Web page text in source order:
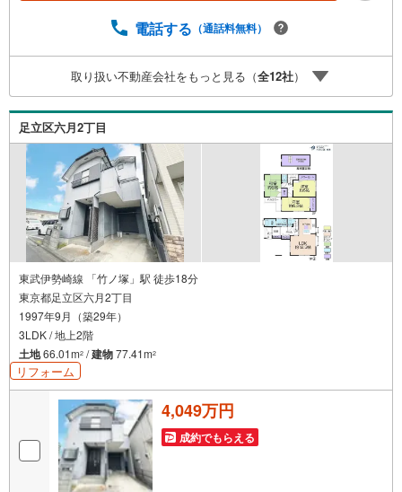
スライトは出金と譲渡はできません。ご案内・詳細な資料
時受け付けております！■頭金0円からのご購入可能です■
（諸費用もOK）お気軽にお問い合わせください。
電話する （通話料無料）
取り扱い不動産会社をもっと見る（全12社）
足立区六月2丁目
東武伊勢崎線 「竹ノ塚」駅 徒歩18分
東京都足立区六月2丁目
1997年9月（築29年）
3LDK / 地上2階
土地66.01m2 /建物77.41m2
リフォーム
4,049万円
成約でもらえる